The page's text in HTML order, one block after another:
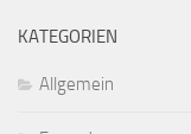
KATEGORIEN
Allgemein